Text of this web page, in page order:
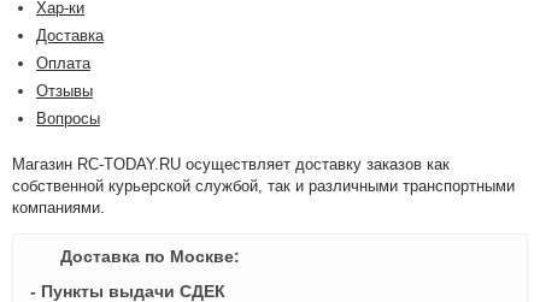
Хар-ки
Доставка
Оплата
Отзывы
Вопросы
Магазин RC-TODAY.RU осуществляет доставку заказов как
собственной курьерской службой, так и различными транспортными
компаниями.
Доставка по Москве:
- Пункты выдачи СДЕК